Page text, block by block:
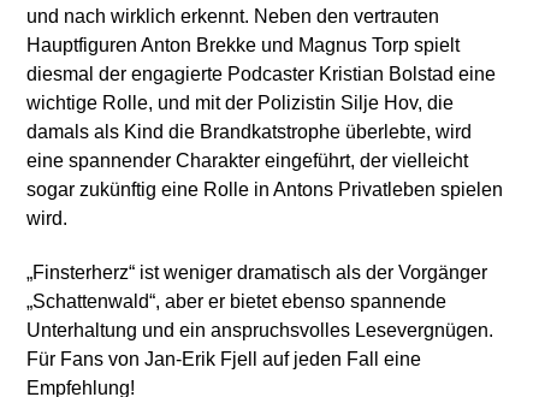
und nach wirklich erkennt. Neben den vertrauten
Hauptfiguren Anton Brekke und Magnus Torp spielt
diesmal der engagierte Podcaster Kristian Bolstad eine
wichtige Rolle, und mit der Polizistin Silje Hov, die
damals als Kind die Brandkatstrophe überlebte, wird
eine spannender Charakter eingeführt, der vielleicht
sogar zukünftig eine Rolle in Antons Privatleben spielen
wird.
„Finsterherz“ ist weniger dramatisch als der Vorgänger
„Schattenwald“, aber er bietet ebenso spannende
Unterhaltung und ein anspruchsvolles Lesevergnügen.
Für Fans von Jan-Erik Fjell auf jeden Fall eine
Empfehlung!